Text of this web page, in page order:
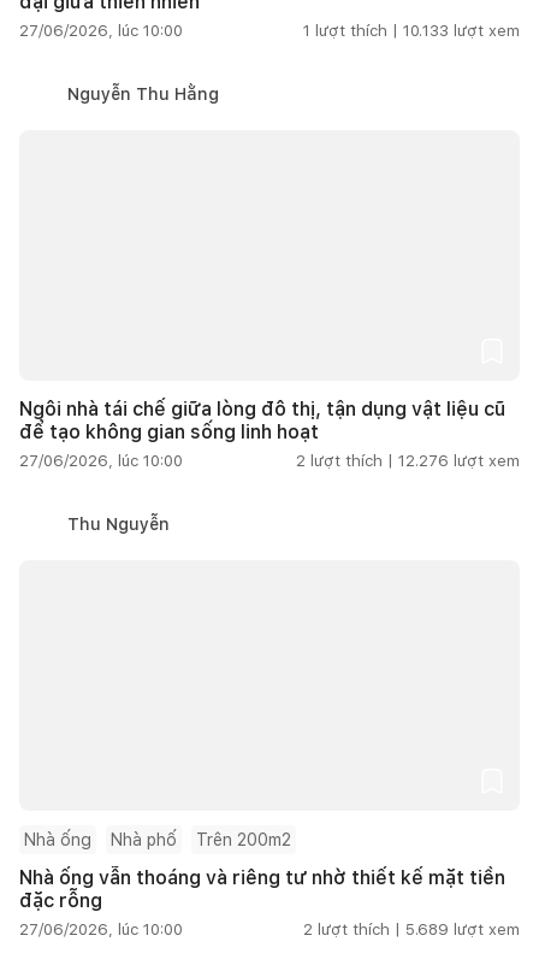
27/06/2026, lúc 10:00 1 lượt thích | 10.133 lượt xem
Nguyễn Thu Hằng
Ngôi nhà tái chế giữa lòng đô thị, tận dụng vật liệu cũ
để tạo không gian sống linh hoạt
27/06/2026, lúc 10:00 2 lượt thích | 12.276 lượt xem
Thu Nguyễn
Nhà ống Nhà phố Trên 200m2
Nhà ống vẫn thoáng và riêng tư nhờ thiết kế mặt tiền
đặc rỗng
27/06/2026, lúc 10:00 2 lượt thích | 5.689 lượt xem